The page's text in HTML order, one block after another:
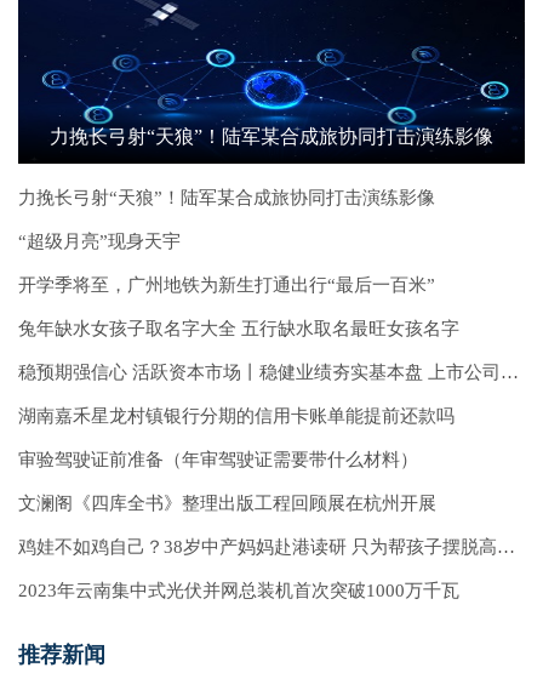
力挽长弓射“天狼”！陆军某合成旅协同打击演练影像
力挽长弓射“天狼”！陆军某合成旅协同打击演练影像
“超级月亮”现身天宇
开学季将至，广州地铁为新生打通出行“最后一百米”
兔年缺水女孩子取名字大全 五行缺水取名最旺女孩名字
稳预期强信心 活跃资本市场丨稳健业绩夯实基本盘 上市公司高质量发展韧性强
湖南嘉禾星龙村镇银行分期的信用卡账单能提前还款吗
审验驾驶证前准备（年审驾驶证需要带什么材料）
文澜阁《四库全书》整理出版工程回顾展在杭州开展
鸡娃不如鸡自己？38岁中产妈妈赴港读研 只为帮孩子摆脱高考内卷
2023年云南集中式光伏并网总装机首次突破1000万千瓦
推荐新闻